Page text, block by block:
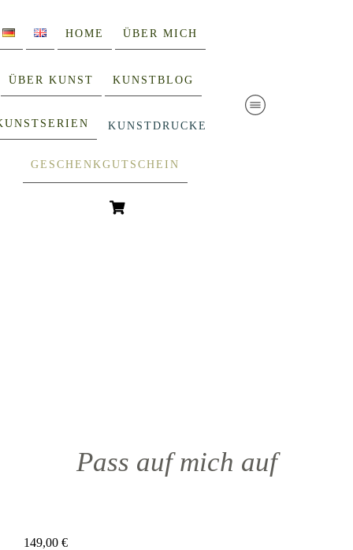
HOME ÜBER MICH
ÜBER KUNST KUNSTBLOG
KUNSTDRUCKE
GESCHENKGUTSCHEIN
Pass auf mich auf
149,00 €